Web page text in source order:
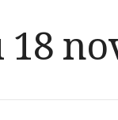
18